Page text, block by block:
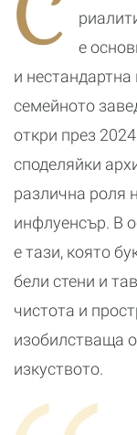
е
и нестандартна
семейното
откри през
споделяйки
различна роля
инфлуенсър. В
е тази, която
бели стени и
чистота и
изобилстваща
изкуството.